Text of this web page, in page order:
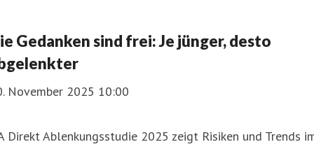
Gedanken sind frei: Je jünger, desto
November 2025 10:00
Direkt Ablenkungsstudie 2025 zeigt Risiken und Trends